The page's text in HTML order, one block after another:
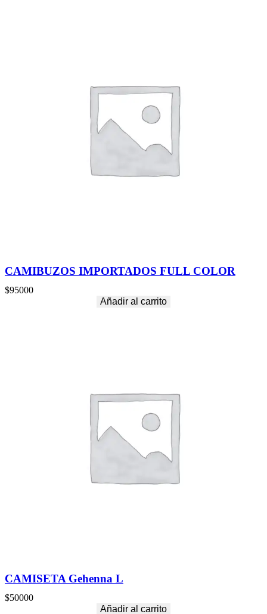
CAMIBUZOS IMPORTADOS FULL COLOR
$95000
Añadir al carrito
CAMISETA Gehenna L
$50000
Añadir al carrito